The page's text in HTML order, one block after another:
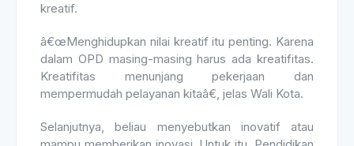
kreatif.
â€œMenghidupkan nilai kreatif itu penting. Karena
dalam OPD masing-masing harus ada kreatifitas.
Kreatifitas menunjang pekerjaan dan
mempermudah pelayanan kitaâ€, jelas Wali Kota.
Selanjutnya, beliau menyebutkan inovatif atau